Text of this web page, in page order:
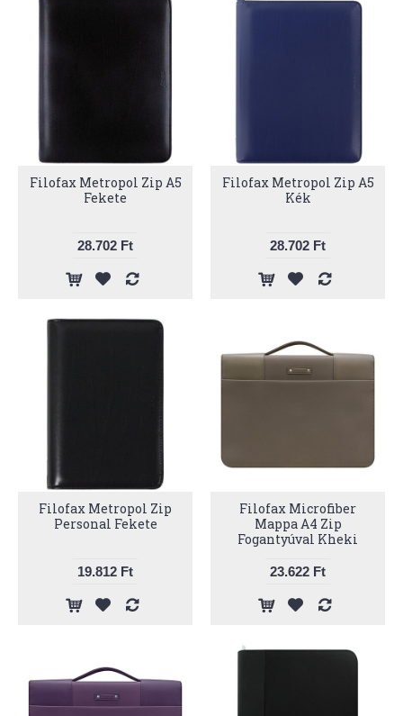
Filofax Metropol Zip A5
Fekete
28.702 Ft
Filofax Metropol Zip A5
Kék
28.702 Ft
Filofax Metropol Zip
Personal Fekete
19.812 Ft
Filofax Microfiber
Mappa A4 Zip
Fogantyúval Kheki
23.622 Ft